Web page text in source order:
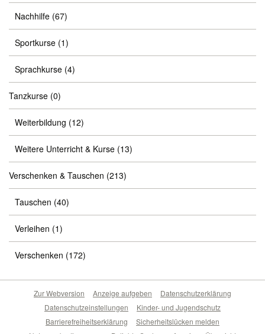
Nachhilfe (67)
Sportkurse (1)
Sprachkurse (4)
Tanzkurse (0)
Weiterbildung (12)
Weitere Unterricht & Kurse (13)
Verschenken & Tauschen (213)
Tauschen (40)
Verleihen (1)
Verschenken (172)
Zur Webversion Anzeige aufgeben
Datenschutzerklärung
Datenschutzeinstellungen
Kinder- und Jugendschutz
Barrierefreiheitserklärung
Sicherheitslücken melden